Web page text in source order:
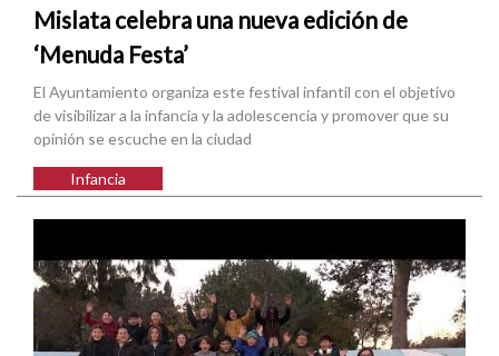
Mislata celebra una nueva edición de
‘Menuda Festa’
El Ayuntamiento organiza este festival infantil con el objetivo
de visibilizar a la infancia y la adolescencia y promover que su
opinión se escuche en la ciudad
Infancia